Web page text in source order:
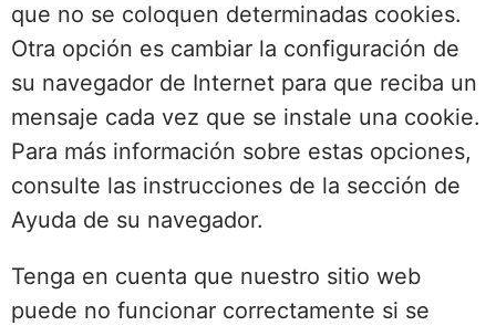
que no se coloquen determinadas cookies.
Otra opción es cambiar la configuración de
su navegador de Internet para que reciba un
mensaje cada vez que se instale una cookie.
Para más información sobre estas opciones,
consulte las instrucciones de la sección de
Ayuda de su navegador.
Tenga en cuenta que nuestro sitio web
puede no funcionar correctamente si se